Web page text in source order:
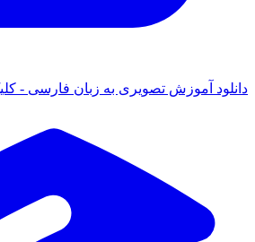
آموزش تصویری به زبان فارسی - کلیک کنید